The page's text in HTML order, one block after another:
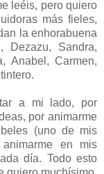
leéis, pero quiero
más fieles,
la enhorabuena
Sandra,
Anabel, Carmen,
a mi lado, por
por animarme
(uno de mis
en mis
día. Todo esto